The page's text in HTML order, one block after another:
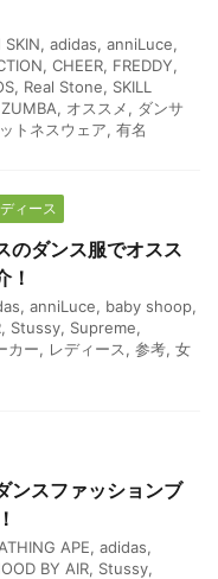
SKIN, adidas, anniLuce,
, CHEER, FREDDY,
, Real Stone, SKILL
ZUMBA, オススメ, ダンサ
トネスウェア, 有名
ィース
のダンス服でオスス
！
, anniLuce, baby shoop,
, Stussy, Supreme,
カー, レディース, 参考, 女
ンスファッションブ
APE, adidas,
BY AIR, Stussy,